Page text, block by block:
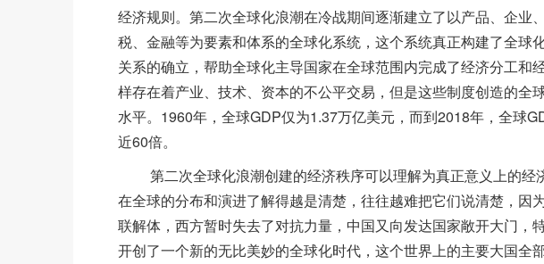
经济规则。第二次全球化浪潮在冷战期间逐渐建立了以产品、企业
税、金融等为要素和体系的全球化系统，这个系统真正构建了全球
关系的确立，帮助全球化主导国家在全球范围内完成了经济分工和
样存在着产业、技术、资本的不公平交易，但是这些制度创造的全
水平。1960年，全球GDP仅为1.37万亿美元，而到2018年，全球
近60倍。
第二次全球化浪潮创建的经济秩序可以理解为真正意义上的经
在全球的分布和演进了解得越是清楚，往往越难把它们说清楚，因
联解体，西方暂时失去了对抗力量，中国又向发达国家敞开大门，
开创了一个新的无比美妙的全球化时代，这个世界上的主要大国全